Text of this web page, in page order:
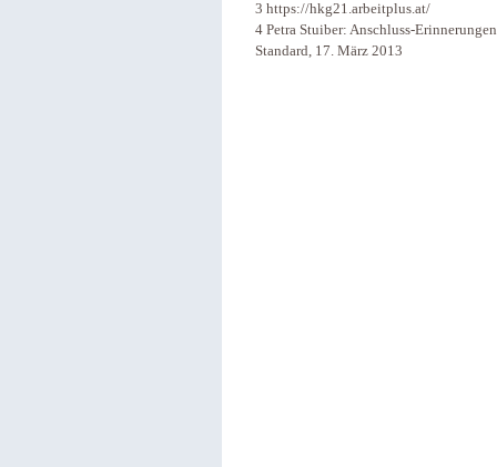
3 https://hkg21.arbeitplus.at/
4 Petra Stuiber: Anschluss-
Standard, 17. März 2013